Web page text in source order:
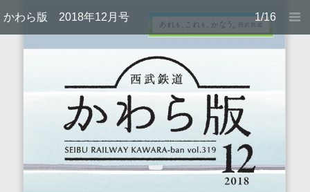
かわら版 2018年12月号 1/16